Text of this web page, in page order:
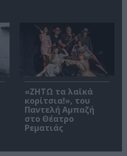
«ΖΗΤΩ τα λαϊκά
κορίτσια!», του
Παντελή Αμπαζή
στο Θέατρο
Ρεματιάς